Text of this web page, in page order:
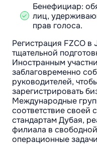
Бенефициар:
лиц,
прав голоса.
Регистрация FZCO в
тщательной
Иностранным
заблаговременно
руководителей,
зарегистрировать
Международные
соответствие своей
стандартам Дубая,
филиала в
операционные